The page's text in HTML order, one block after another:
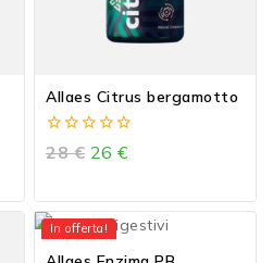
Allaes Citrus bergamotto
0
out
28€ 26 €
In offerta!